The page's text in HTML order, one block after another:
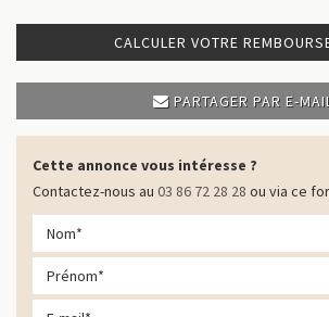
CALCULER VOTRE
PARTAGER PAR E-
Cette annonce vous intéresse ?
Contactez-nous au 03 86 72 28 28 ou via ce